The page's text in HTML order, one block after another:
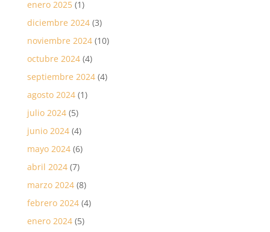
enero 2025(1)
diciembre 2024(3)
noviembre 2024(10)
octubre 2024(4)
septiembre 2024(4)
agosto 2024(1)
julio 2024(5)
junio 2024(4)
mayo 2024(6)
abril 2024(7)
marzo 2024(8)
febrero 2024(4)
enero 2024(5)